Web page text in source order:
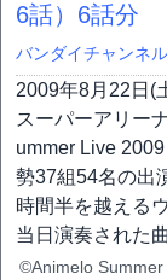
6話） 6話分
バンダイチャンネル
2009年8月22日(
スーパーアリー
ummer Live
勢37組54名の出
時間半を越える
当日演奏された
©Animelo